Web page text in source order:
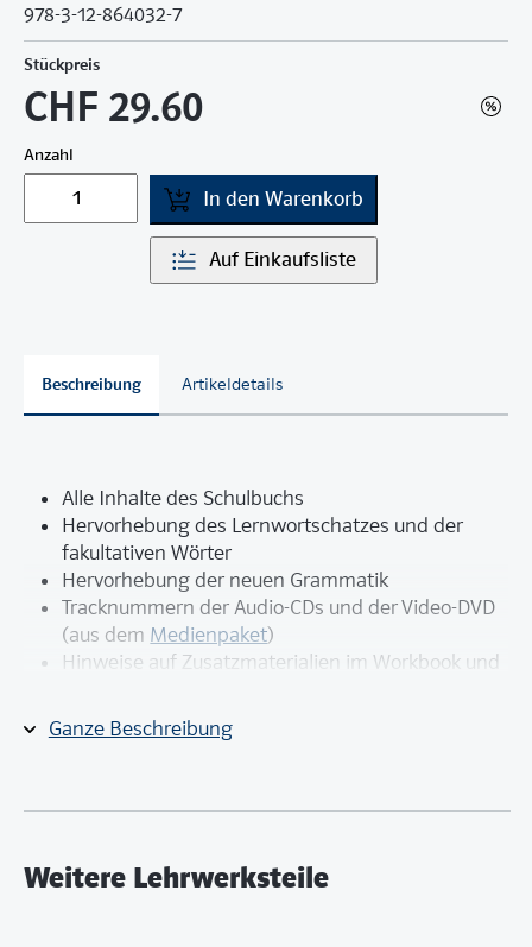
978-3-12-864032-7
Stückpreis
CHF 29.60
Anzahl
In den Warenkorb
Auf Einkaufsliste
Beschreibung Artikeldetails
Ganze Beschreibung
Alle Inhalte des Schulbuchs
Hervorhebung des Lernwortschatzes und der
fakultativen Wörter
Hervorhebung der neuen Grammatik
Tracknummern der Audio-CDs und der Video-DVD
(aus dem Medienpaket)
Hinweise auf Zusatzmaterialien im Workbook und
Hinweise auf Wortschatzhilfen im Schulbuch und
Workbook
Weitere Lehrwerksteile